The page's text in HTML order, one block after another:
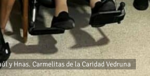
y Hnas. Carmelitas de la Caridad Vedruna